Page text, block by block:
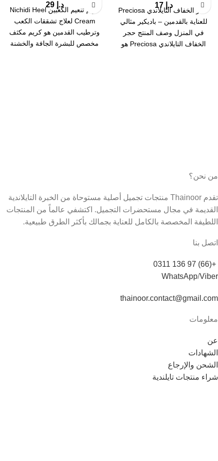
د.إ 17
حجر الخفاف التايلاندي Preciosa
للعناية بالقدمين – باديكير مثالي
في المنزل وصف المنتج حجر
الخفاف التايلاندي Preciosa هو
د.إ 29
كريم تنعيم الكعبين Nichidi Heel
Cream لعلاج تشققات الكعب
وترطيب القدمين هو كريم مكثف
مخصص للبشرة الجافة والخشنة
من نحن؟
تقدم Thainoor منتجات تجميل أصلية مستوحاة من الخبرة التايلاندية
القديمة في مجال مستحضرات التجميل. اكتشفي عالماً من المنتجات
اللطيفة المخصصة بالكامل للعناية بجمالك بأكثر الطرق طبيعية.
اتصل بنا
+(66) 97 136 0311
WhatsApp/Viber
thainoor.contact@gmail.com
معلومات
عن
الشهادات
الشحن والإرجاع
شراء منتجات تايلندية